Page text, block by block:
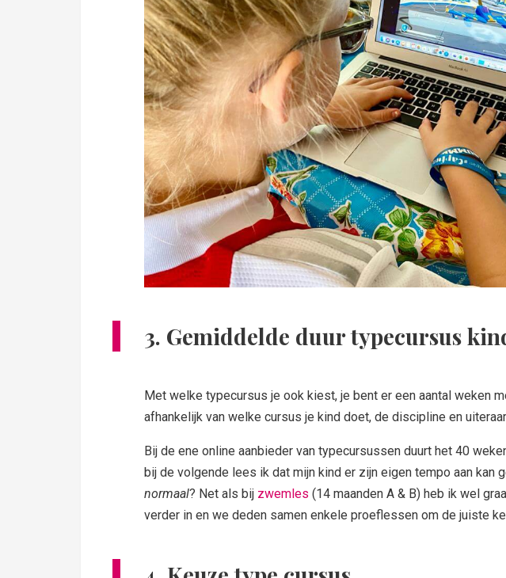
3. Gemiddelde duur typecursus
Met welke typecursus je ook kiest, je bent er een aantal weken
afhankelijk van welke cursus je kind doet, de discipline en
Bij de ene online aanbieder van typecursussen duurt het 40
bij de volgende lees ik dat mijn kind er zijn eigen tempo aan kan
normaal? Net als bij zwemles (14 maanden A & B) heb ik wel
verder in en we deden samen enkele proeflessen om de juiste